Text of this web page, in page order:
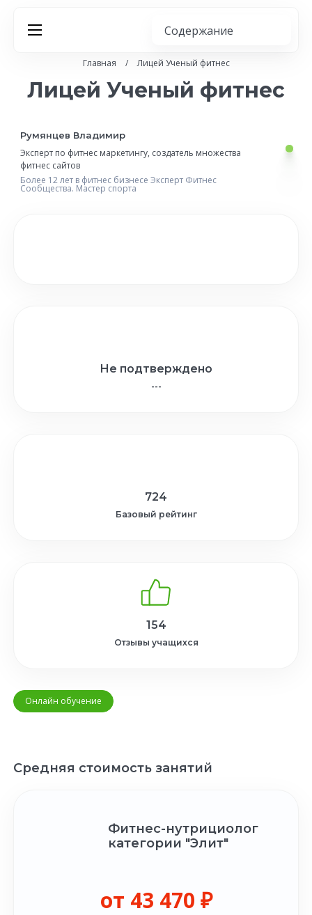
Главная / Лицей Ученый фитнес
Лицей Ученый фитнес
Румянцев Владимир
Эксперт по фитнес маркетингу, создатель множества
фитнес сайтов
Более 12 лет в фитнес бизнесе Эксперт Фитнес
Сообщества. Мастер спорта
Не подтверждено
---
724
Базовый рейтинг
154
Отзывы учащихся
Онлайн обучение
Средняя стоимость занятий
Фитнес-нутрициолог
категории "Элит"
от 43 470 ₽